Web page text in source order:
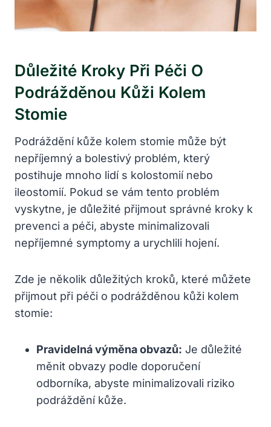
Důležité Kroky Při Péči O
Podrážděnou Kůži Kolem
Stomie
Podráždění kůže kolem stomie může být
nepříjemný a bolestivý problém, který
postihuje mnoho lidí s kolostomií nebo
ileostomií. Pokud se vám tento problém
vyskytne, je důležité přijmout správné kroky k
prevenci a péči, abyste minimalizovali
nepříjemné symptomy a urychlili hojení.
Zde je několik důležitých kroků, které můžete
přijmout při péči o podrážděnou kůži kolem
stomie:
Pravidelná výměna obvazů: Je důležité
měnit obvazy podle doporučení
odborníka, abyste minimalizovali riziko
podráždění kůže.